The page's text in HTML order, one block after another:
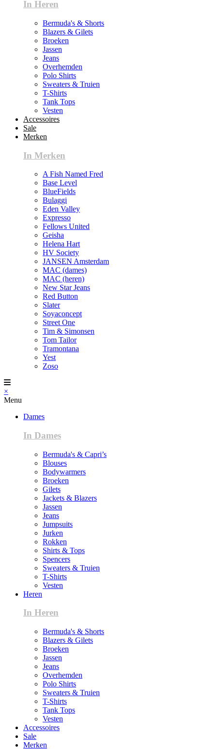
In Heren
Bermuda's & Shorts
Blazers & Gilets
Broeken
Jassen
Jeans
Overhemden
Polo Shirts
Sweaters & Truien
T-Shirts
Tank Tops
Vesten
Accessoires
Sale
Merken
In Merken
A Fish Named Fred
Base Level
BlueFields
Bulaggi
Eden Valley
Expresso
Fellows United
Geisha
Helena Hart
HV Society
JANSEN Amsterdam
MAC (dames)
MAC (heren)
New Star Jeans
Red Button
Slater
Soyaconcept
Street One
Tim & Simonsen
Tom Tailor
Tramontana
Yest
Zoso
×
Menu
Dames
In Dames
Bermuda's & Capri’s
Blouses
Bodywarmers
Broeken
Gilets
Jackets & Blazers
Jassen
Jeans
Jumpsuits
Jurken
Rokken
Shirts & Tops
Spencers
Sweaters & Truien
T-Shirts
Vesten
Heren
In Heren
Bermuda's & Shorts
Blazers & Gilets
Broeken
Jassen
Jeans
Overhemden
Polo Shirts
Sweaters & Truien
T-Shirts
Tank Tops
Vesten
Accessoires
Sale
Merken